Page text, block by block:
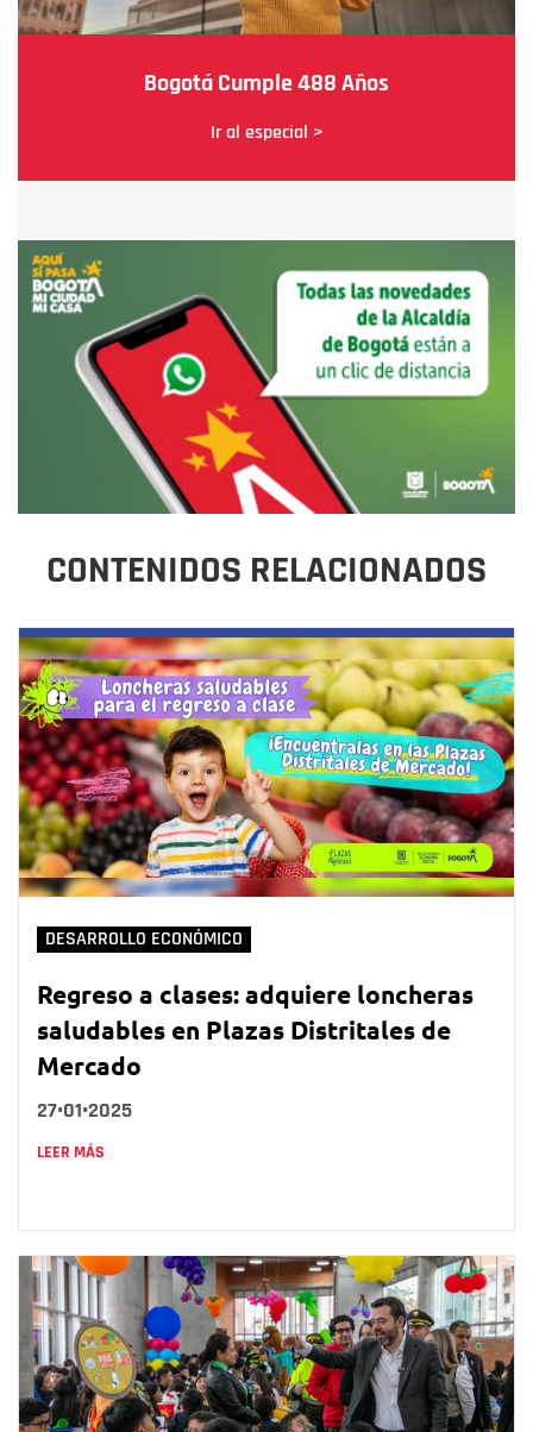
Bogotá Cumple 488 Años
Ir al especial >
CONTENIDOS RELACIONADOS
DESARROLLO ECONÓMICO
Regreso a clases: adquiere loncheras
saludables en Plazas Distritales de
Mercado
27•01•2025
LEER MÁS